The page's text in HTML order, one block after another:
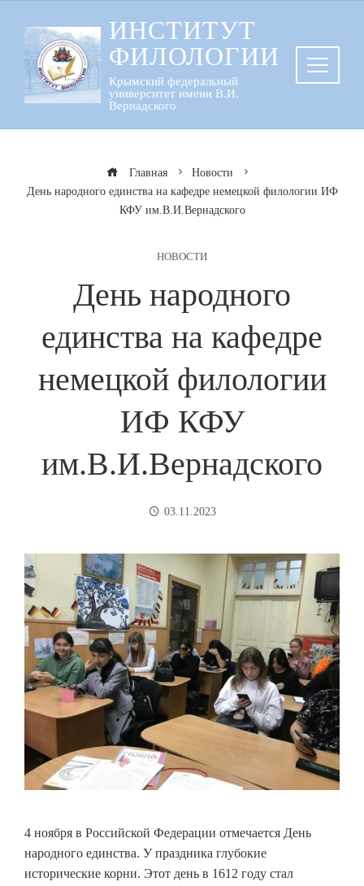
содержанию
ИНСТИТУТ
ФИЛОЛОГИИ
Крымский федеральный
университет имени В.И.
Вернадского
Главная
Новости
День народного единства на кафедре немецкой филологии ИФ
КФУ им.В.И.Вернадского
НОВОСТИ
День народного
единства на кафедре
немецкой филологии
ИФ КФУ
им.В.И.Вернадского
03.11.2023
4 ноября в Российской Федерации отмечается День
народного единства. У праздника глубокие
исторические корни. Этот день в 1612 году стал